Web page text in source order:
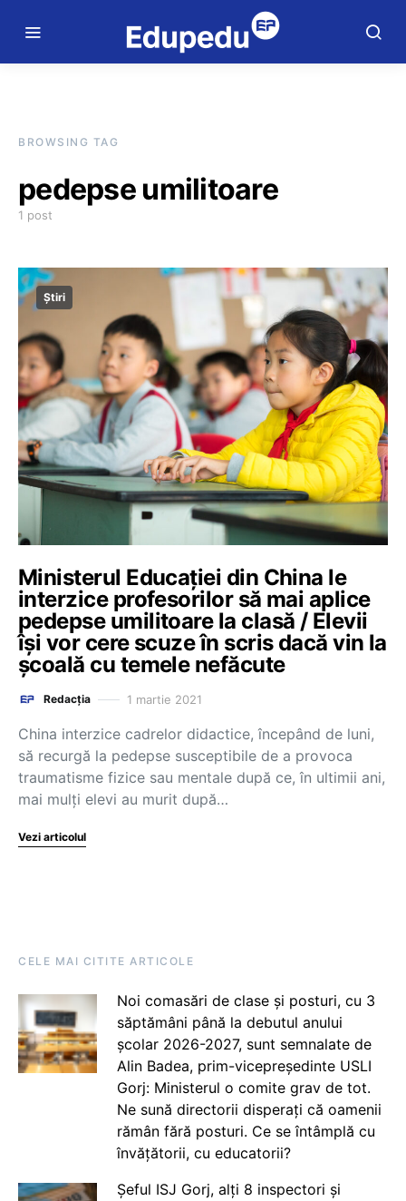
BROWSING TAG
pedepse umilitoare
1 post
Știri
Ministerul Educaţiei din China le
interzice profesorilor să mai aplice
pedepse umilitoare la clasă / Elevii
își vor cere scuze în scris dacă vin la
școală cu temele nefăcute
Redacția 1 martie 2021
China interzice cadrelor didactice, începând de luni,
să recurgă la pedepse susceptibile de a provoca
traumatisme fizice sau mentale după ce, în ultimii ani,
mai mulţi elevi au murit după…
Vezi articolul
CELE MAI CITITE ARTICOLE
Noi comasări de clase și posturi, cu 3
săptămâni până la debutul anului
școlar 2026-2027, sunt semnalate de
Alin Badea, prim-vicepreședinte USLI
Gorj: Ministerul o comite grav de tot.
Ne sună directorii disperați că oamenii
rămân fără posturi. Ce se întâmplă cu
învățătorii, cu educatorii?
Șeful ISJ Gorj, alți 8 inspectori și